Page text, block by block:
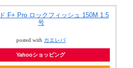
F+ Pro ロックフィッシュ 150M 1.5
号
posted with カエレバ
Yahooショッピング